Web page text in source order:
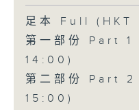
足本 Full
第一部份 Part
14:00)
第二部份 Part
15:00)